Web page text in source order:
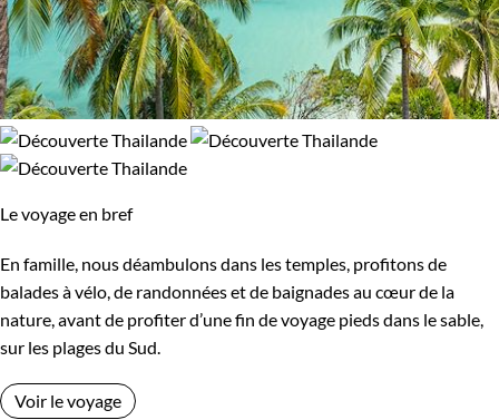
Le voyage en bref
En famille, nous déambulons dans les temples, profitons de
balades à vélo, de randonnées et de baignades au cœur de la
nature, avant de profiter d’une fin de voyage pieds dans le sable,
sur les plages du Sud.
Voir le voyage